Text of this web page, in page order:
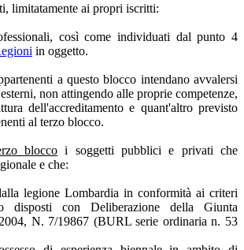
limitatamente ai propri iscritti:
così come individuati dal punto 4
in oggetto.
a questo blocco intendano avvalersi
non attingendo alle proprie competenze,
dell'accreditamento e quant'altro previsto
al terzo blocco.
blocco i soggetti pubblici e privati che
e che:
legione Lombardia in conformità ai criteri
disposti con Deliberazione della Giunta
N. 7/19867 (BURL serie ordinaria n. 53